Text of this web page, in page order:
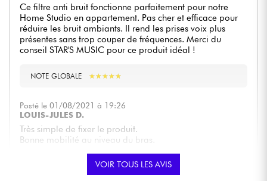
Ce filtre anti bruit fonctionne parfaitement pour notre
Home Studio en appartement. Pas cher et efficace pour
réduire les bruit ambiants. Il rend les prises voix plus
présentes sans trop couper de fréquences. Merci du
conseil STAR'S MUSIC pour ce produit idéal !
NOTE GLOBALE ★★★★★
★★★★★
Posté le 01/08/2021 à 19:26
LOUIS-JULES D.
Très simple de fixer le produit.
Bonne mobilité au niveau du bras.
★★★ ★
★★★ ★
VOIR TOUS LES AVIS